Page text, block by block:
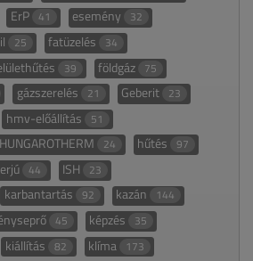
ErP 41 esemény 32
25 fatüzelés 34
39 földgáz 75
gázszerelés 21 Geberit 23
hmv-előállítás 51
HUNGAROTHERM 24 hűtés 97
44 ISH 23
karbantartás 92 kazán 144
45 képzés 35
kiállítás 82 klíma 173